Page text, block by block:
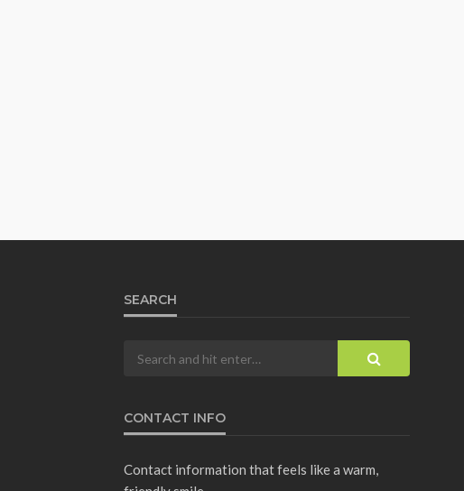
SEARCH
CONTACT INFO
Contact information that feels like a warm,